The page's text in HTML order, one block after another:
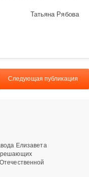
Татьяна Рябова
Следующая публикация
Елизавета
решающих